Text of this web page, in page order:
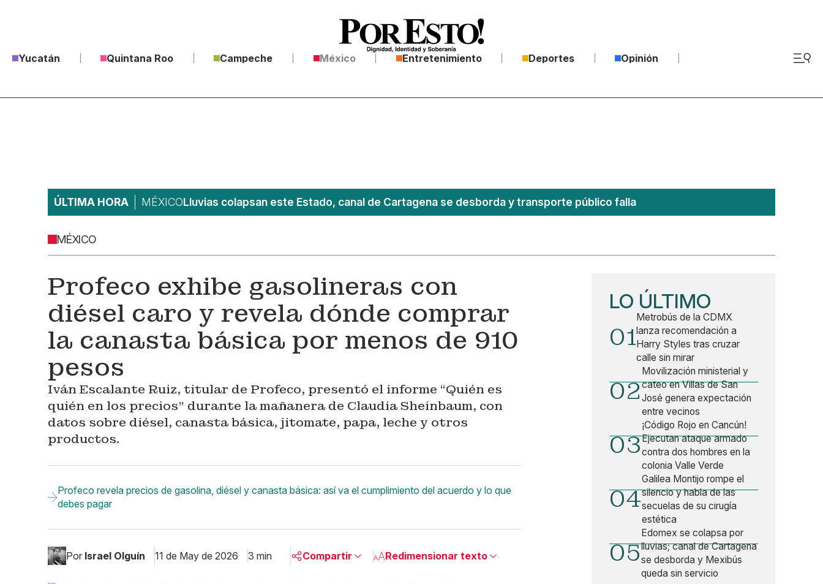
Yucatán Quintana Roo Campeche México Entretenimiento Deportes Opinión
ÚLTIMA HORA MÉXICOLluvias colapsan este Estado, canal de Cartagena se desborda y transporte público falla
MÉXICO
Profeco exhibe gasolineras con
diésel caro y revela dónde comprar
la canasta básica por menos de 910
pesos
Iván Escalante Ruiz, titular de Profeco, presentó el informe “Quién es
quién en los precios” durante la mañanera de Claudia Sheinbaum, con
datos sobre diésel, canasta básica, jitomate, papa, leche y otros
productos.
Profeco revela precios de gasolina, diésel y canasta básica: así va el cumplimiento del acuerdo y lo que
debes pagar
Por Israel Olguín 11 de May de 2026 3 min Compartir Redimensionar texto
LO ÚLTIMO
01
Metrobús de la CDMX
lanza recomendación a
Harry Styles tras cruzar
calle sin mirar
02
Movilización ministerial y
cateo en Villas de San
José genera expectación
entre vecinos
03
¡Código Rojo en Cancún!
Ejecutan ataque armado
contra dos hombres en la
colonia Valle Verde
04
Galilea Montijo rompe el
silencio y habla de las
secuelas de su cirugía
estética
05
Edomex se colapsa por
lluvias; canal de Cartagena
se desborda y Mexibús
queda sin servicio